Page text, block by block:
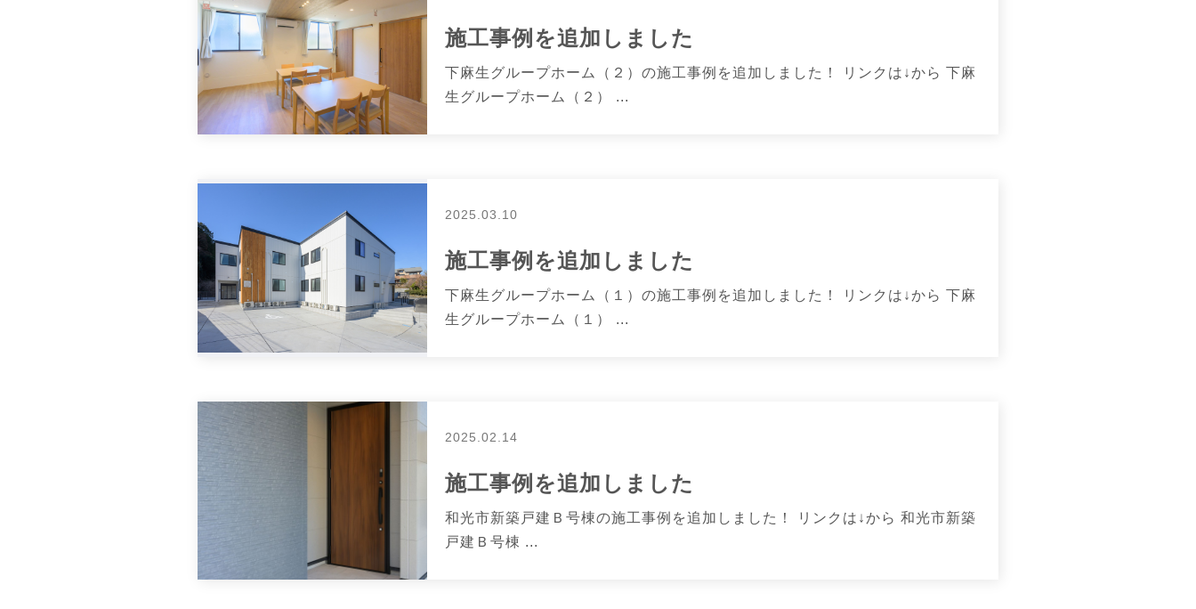
施工事例を追加しました
下麻生グループホーム（２）の施工事例を追加しました！ リンクは↓から 下麻
生グループホーム（２） ...
2025.03.10
施工事例を追加しました
下麻生グループホーム（１）の施工事例を追加しました！ リンクは↓から 下麻
生グループホーム（１） ...
2025.02.14
施工事例を追加しました
和光市新築戸建Ｂ号棟の施工事例を追加しました！ リンクは↓から 和光市新築
戸建Ｂ号棟 ...